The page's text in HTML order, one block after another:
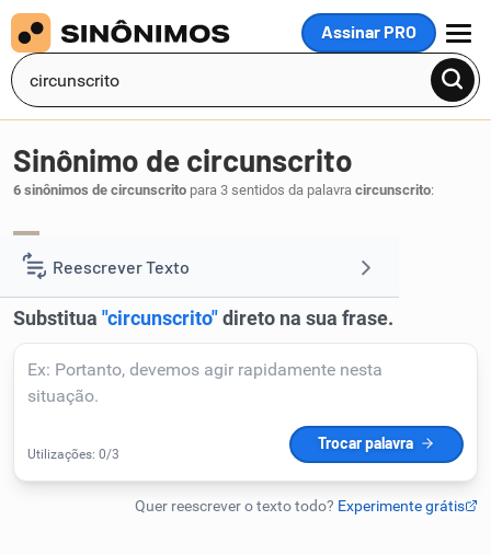
Assinar PRO
MENU
Reescrever Texto
Resumir Texto
Corrigir Texto
Detector de IA
Humanizador de IA
Sinônimo de circunscrito
6 sinônimos de circunscrito para 3 sentidos da palavra circunscrito: